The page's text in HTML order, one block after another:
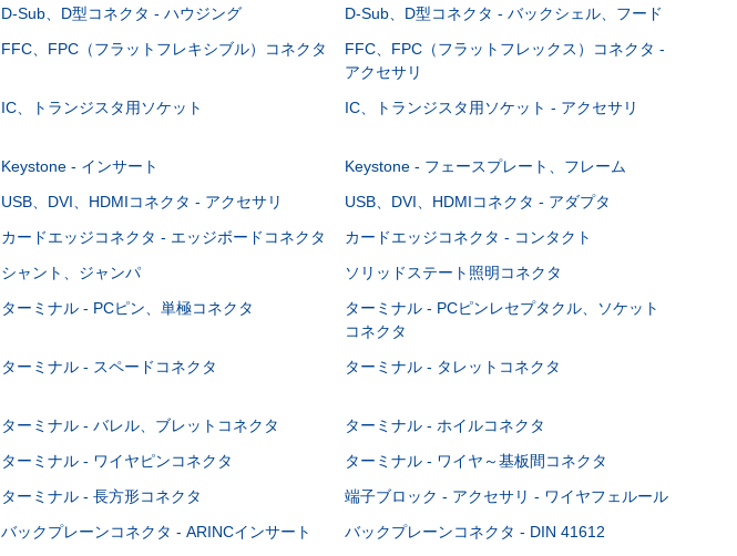
D-Sub、D型コネクタ - ハウジング
D-Sub、D型コネクタ - バックシェル、フード
FFC、FPC（フラットフレキシブル）コネクタ
FFC、FPC（フラットフレックス）コネクタ -
アクセサリ
IC、トランジスタ用ソケット IC、トランジスタ用ソケット - アクセサリ
Keystone - インサート
Keystone - フェースプレート、フレーム
USB、DVI、HDMIコネクタ - アクセサリ
USB、DVI、HDMIコネクタ - アダプタ
カードエッジコネクタ - エッジボードコネクタ
カードエッジコネクタ - コンタクト
シャント、ジャンパ
ソリッドステート照明コネクタ
ターミナル - PCピン、単極コネクタ
ターミナル - PCピンレセプタクル、ソケット
コネクタ
ターミナル - スペードコネクタ ターミナル - タレットコネクタ
ターミナル - バレル、ブレットコネクタ
ターミナル - ホイルコネクタ
ターミナル - ワイヤピンコネクタ
ターミナル - ワイヤ～基板間コネクタ
ターミナル - 長方形コネクタ
端子ブロック - アクセサリ - ワイヤフェルール
バックプレーンコネクタ - ARINCインサート
バックプレーンコネクタ - DIN 41612